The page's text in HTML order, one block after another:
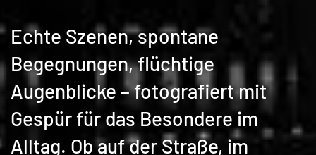
Echte Szenen, spontane
Begegnungen, flüchtige
Augenblicke – fotografiert mit
Gespür für das Besondere im
Alltag. Ob auf der Straße, im